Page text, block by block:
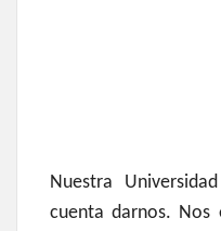
Nuestra
cuenta darnos. Nos